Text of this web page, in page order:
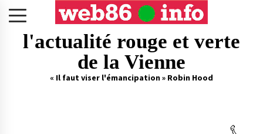
l'actualité rouge et verte
de la Vienne
« Il faut viser l'émancipation » Robin Hood